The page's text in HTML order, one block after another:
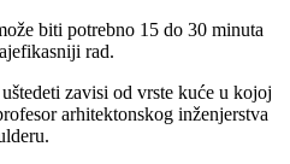
biti potrebno 15 do 30 minuta
rad.
zavisi od vrste kuće u kojoj
arhitektonskog inženjerstva